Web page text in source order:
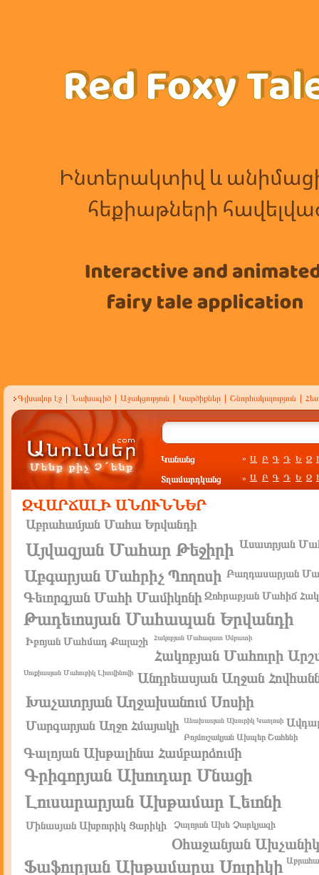
Գլխավոր էջ Նախագիծ Աջակցություն Կարծիքներ Շնորհակալություն
Կանանց » Ա Բ Գ Դ Ե Զ
Տղամարդկանց » Ա Բ Գ Դ Ե Զ
ԶՎԱՐՃԱԼԻ ԱՆՈՒՆՆԵՐ
Աբրահամյան Մահա Երվանդի
Այվազյան Մահար Թեջիրի Ասատրյան
Աբգարյան Մահրիչ Պողոսի Բաղդասարյան
Գեւորգյան Մահի Մամիկոնի Զոհրաբյան Մահիճ
Թադեւոսյան Մահապան Երվանդի
Իբոյան Մահմադ Քալաշի Հակոբյան Մահազատ Սմբատի
Հակոբյան Մահուրի
Սուքիասյան Մահուբիկ Լիտվինովի Անդրեասյան Աղջան
Խաչատրյան Աղջախանում Սոսիի
Մարգարյան Աղջո Հմայակի Անախասյան Ախուրիկ Կառլոսի
Բոյմուշակյան Ախպեր Շահենի
Գալոյան Ախթալինա Համբարձումի
Գրիգորյան Ախուդար Մնացի
Լուսարարյան Ախթամար Լեւոնի
Մինասյան Ախբուրիկ Ցարիկի Չալոյան Ախե Չարկյազի
Օհաջանյան Ախչանիկ
Ֆաֆուրյան Ախթամարա Սուրիկի